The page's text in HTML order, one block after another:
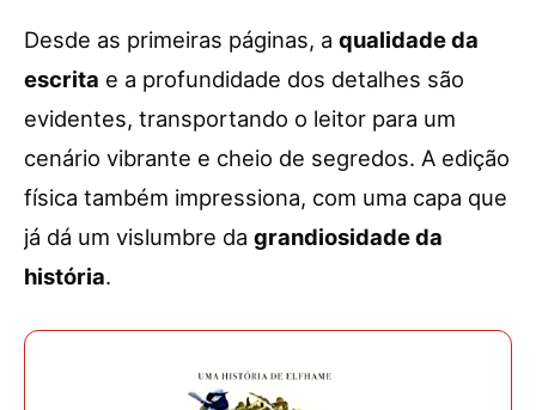
Desde as primeiras páginas, a qualidade da
escrita e a profundidade dos detalhes são
evidentes, transportando o leitor para um
cenário vibrante e cheio de segredos. A edição
física também impressiona, com uma capa que
já dá um vislumbre da grandiosidade da
história.